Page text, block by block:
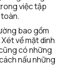
việc tập
bao gồm
về mặt dinh
có những
nấu những